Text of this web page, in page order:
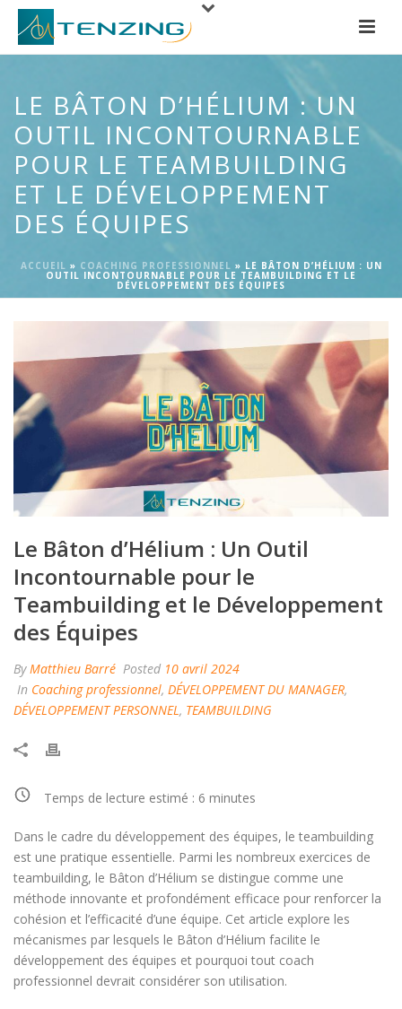
LE BÂTON D’HÉLIUM : UN
OUTIL INCONTOURNABLE
POUR LE TEAMBUILDING
ET LE DÉVELOPPEMENT
DES ÉQUIPES
ACCUEIL » COACHING PROFESSIONNEL » LE BÂTON D’HÉLIUM : UN
OUTIL INCONTOURNABLE POUR LE TEAMBUILDING ET LE
DÉVELOPPEMENT DES ÉQUIPES
Le Bâton d’Hélium : Un Outil
Incontournable pour le
Teambuilding et le Développement
des Équipes
ByMatthieu Barré Posted 10 avril 2024
In Coaching professionnel, DÉVELOPPEMENT DU MANAGER,
DÉVELOPPEMENT PERSONNEL, TEAMBUILDING
Temps de lecture estimé : 6 minutes
Dans le cadre du développement des équipes, le teambuilding
est une pratique essentielle. Parmi les nombreux exercices de
teambuilding, le Bâton d’Hélium se distingue comme une
méthode innovante et profondément efficace pour renforcer la
cohésion et l’efficacité d’une équipe. Cet article explore les
mécanismes par lesquels le Bâton d’Hélium facilite le
développement des équipes et pourquoi tout coach
professionnel devrait considérer son utilisation.